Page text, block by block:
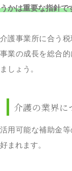
うかは重要な指針で
介護事業所に合う
事業の成長を総合
ましょう。
介護の業界に
活用可能な補助金
好まれます。